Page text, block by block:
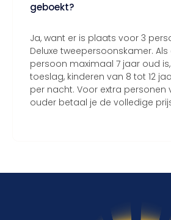
geboekt?
Ja, want er is plaats voor 3
Deluxe tweepersoonskamer.
persoon maximaal 7 jaar oud
toeslag, kinderen van 8 tot 12
per nacht. Voor extra personen
ouder betaal je de volledige